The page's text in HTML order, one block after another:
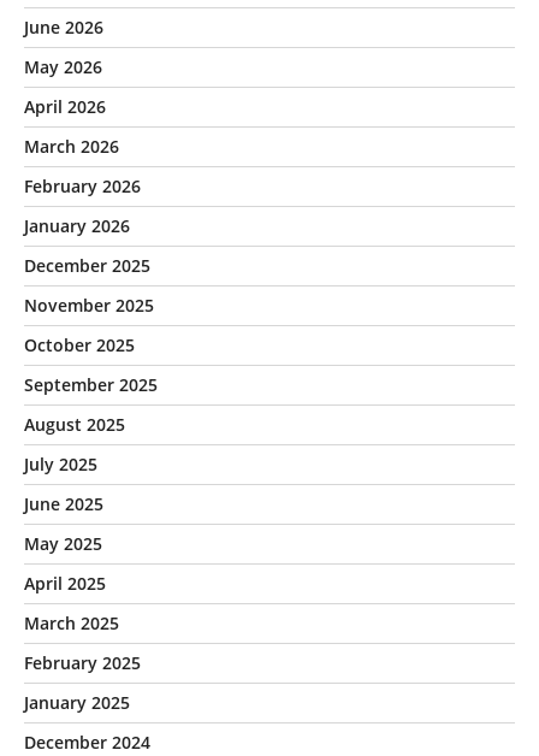
June 2026
May 2026
April 2026
March 2026
February 2026
January 2026
December 2025
November 2025
October 2025
September 2025
August 2025
July 2025
June 2025
May 2025
April 2025
March 2025
February 2025
January 2025
December 2024